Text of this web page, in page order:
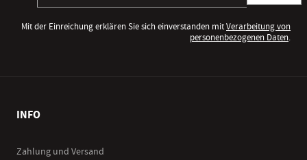
Mit der Einreichung erklären Sie sich einverstanden mitVerarbeitung von
personenbezogenen Daten.
INFO
Zahlung und Versand